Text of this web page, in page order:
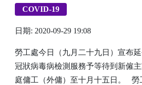
COVID-19
日期: 2020-09-29 19:08
勞工處今日（九月二十九日）宣布
冠狀病毒病檢測服務予等待到新僱
庭傭工（外傭）至十月十五日。 勞